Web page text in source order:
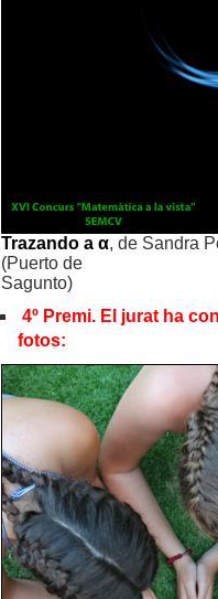
Trazando a α, de Sandra
(Puerto de
Sagunto)
4º Premi. El jurat ha
fotos: